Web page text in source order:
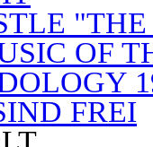
OF
FREI